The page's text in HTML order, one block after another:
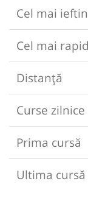
Cel mai
Cel mai
Distanță
Curse zilnice
Prima cursă
Ultima cursă